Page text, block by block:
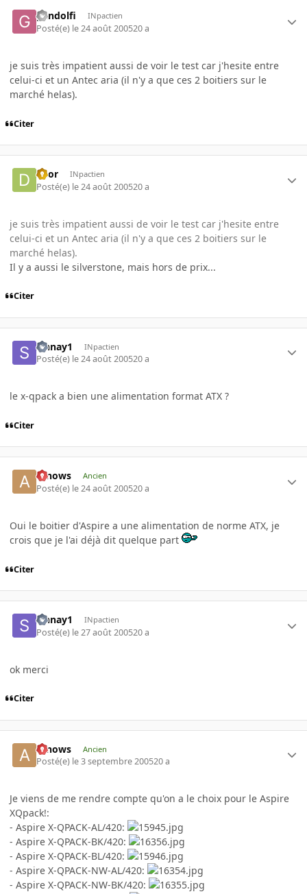
gandolfi INpactien
Posté(e) le 24 août 200520 a
je suis très impatient aussi de voir le test car j'hesite entre
celui-ci et un Antec aria (il n'y a que ces 2 boitiers sur le
marché helas).
Citer
deor INpactien
Posté(e) le 24 août 200520 a
je suis très impatient aussi de voir le test car j'hesite entre
celui-ci et un Antec aria (il n'y a que ces 2 boitiers sur le
marché helas).
Il y a aussi le silverstone, mais hors de prix...
Citer
sinnay1 INpactien
Posté(e) le 24 août 200520 a
le x-qpack a bien une alimentation format ATX ?
Citer
arnows Ancien
Posté(e) le 24 août 200520 a
Oui le boitier d'Aspire a une alimentation de norme ATX, je
crois que je l'ai déjà dit quelque part
Citer
sinnay1 INpactien
Posté(e) le 27 août 200520 a
ok merci
Citer
arnows Ancien
Posté(e) le 3 septembre 200520 a
Je viens de me rendre compte qu'on a le choix pour le Aspire
XQpack!:
- Aspire X-QPACK-AL/420:
- Aspire X-QPACK-BK/420:
- Aspire X-QPACK-BL/420:
- Aspire X-QPACK-NW-AL/420:
- Aspire X-QPACK-NW-BK/420: